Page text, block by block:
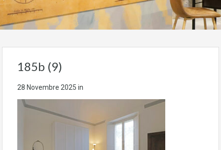
185b (9)
28 Novembre 2025 in